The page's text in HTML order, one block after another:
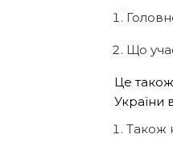
Що
Це
України
Також